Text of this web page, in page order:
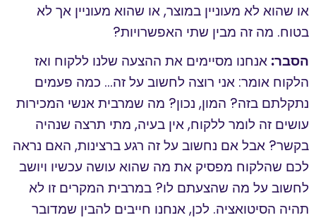
או שהוא לא מעוניין במוצר, או שהוא מעוניין אך לא
בטוח. מה זה מבין שתי האפשרויות?
הסבר: אנחנו מסיימים את ההצעה שלנו ללקוח ואז
הלקוח אומר: אני רוצה לחשוב על זה… כמה פעמים
נתקלתם בזה? המון, נכון? מה שמרבית אנשי המכירות
עושים זה לומר ללקוח, אין בעיה, מתי תרצה שנהיה
בקשר? אבל אם נחשוב על זה רגע ברצינות, האם נראה
לכם שהלקוח מפסיק את מה שהוא עושה עכשיו ויושב
לחשוב על מה שהצעתם לו? במרבית המקרים זו לא
תהיה הסיטואציה. לכן, אנחנו חייבים להבין שמדובר